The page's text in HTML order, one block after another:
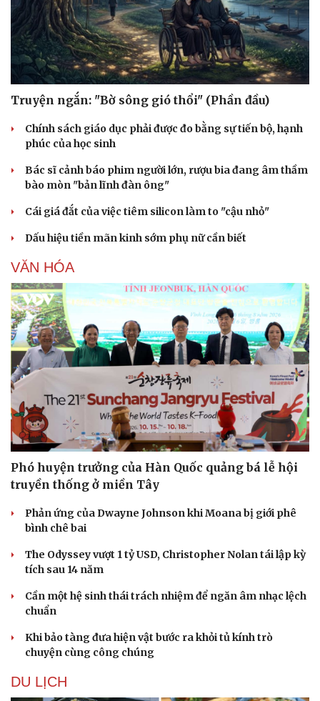
Truyện ngắn: "Bờ sông gió thổi" (Phần đầu)
Chính sách giáo dục phải được đo bằng sự tiến bộ, hạnh
phúc của học sinh
Bác sĩ cảnh báo phim người lớn, rượu bia đang âm thầm
bào mòn "bản lĩnh đàn ông"
Cái giá đắt của việc tiêm silicon làm to "cậu nhỏ"
Dấu hiệu tiền mãn kinh sớm phụ nữ cần biết
VĂN HÓA
Phó huyện trưởng của Hàn Quốc quảng bá lễ hội
truyền thống ở miền Tây
Phản ứng của Dwayne Johnson khi Moana bị giới phê
bình chê bai
The Odyssey vượt 1 tỷ USD, Christopher Nolan tái lập kỳ
tích sau 14 năm
Cần một hệ sinh thái trách nhiệm để ngăn âm nhạc lệch
chuẩn
Khi bảo tàng đưa hiện vật bước ra khỏi tủ kính trò
chuyện cùng công chúng
DU LỊCH